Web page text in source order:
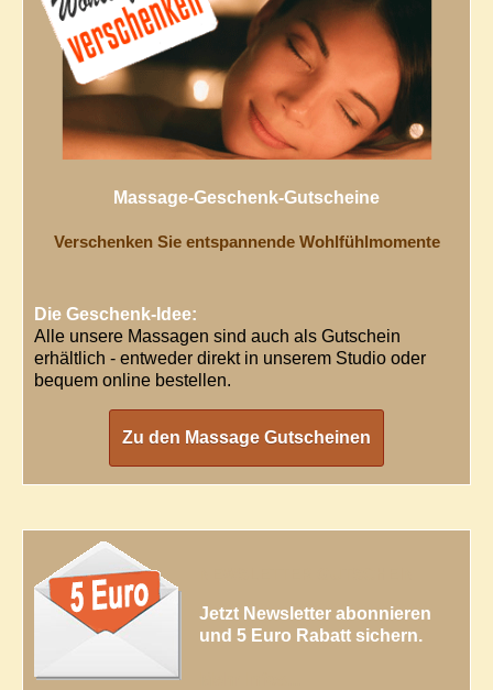
Massage-Geschenk-Gutscheine
Verschenken Sie entspannende Wohlfühlmomente
Die Geschenk-Idee:
Alle unsere Massagen sind auch als Gutschein
erhältlich - entweder direkt in unserem Studio oder
bequem online bestellen.
Zu den Massage Gutscheinen
Jetzt Newsletter abonnieren
und 5 Euro Rabatt sichern.